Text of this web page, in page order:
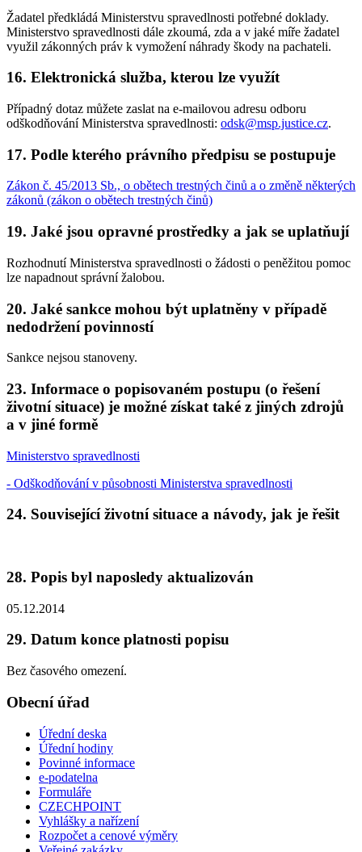
Žadatel předkládá Ministerstvu spravedlnosti potřebné doklady.
Ministerstvo spravedlnosti dále zkoumá, zda a v jaké míře žadatel
využil zákonných práv k vymožení náhrady škody na pachateli.
16. Elektronická služba, kterou lze využít
Případný dotaz můžete zaslat na e-mailovou adresu odboru
odškodňování Ministerstva spravedlnosti: odsk@msp.justice.cz.
17. Podle kterého právního předpisu se postupuje
Zákon č. 45/2013 Sb., o obětech trestných činů a o změně některých
zákonů (zákon o obětech trestných činů)
19. Jaké jsou opravné prostředky a jak se uplatňují
Rozhodnutí Ministerstva spravedlnosti o žádosti o peněžitou pomoc
lze napadnout správní žalobou.
20. Jaké sankce mohou být uplatněny v případě
nedodržení povinností
Sankce nejsou stanoveny.
23. Informace o popisovaném postupu (o řešení
životní situace) je možné získat také z jiných zdrojů
a v jiné formě
Ministerstvo spravedlnosti
- Odškodňování v působnosti Ministerstva spravedlnosti
24. Související životní situace a návody, jak je řešit
28. Popis byl naposledy aktualizován
05.12.2014
29. Datum konce platnosti popisu
Bez časového omezení.
Obecní úřad
Úřední deska
Úřední hodiny
Povinné informace
e-podatelna
Formuláře
CZECHPOINT
Vyhlášky a nařízení
Rozpočet a cenové výměry